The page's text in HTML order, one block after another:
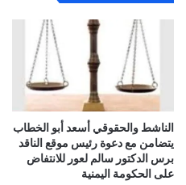
الناشط والحقوقي أسعد أبو الخطاب
يتضامن مع دعوة رئيس موقع الناقد
برس الدكتور سالم لعور للانتفاض
على الحكومة اليمنية